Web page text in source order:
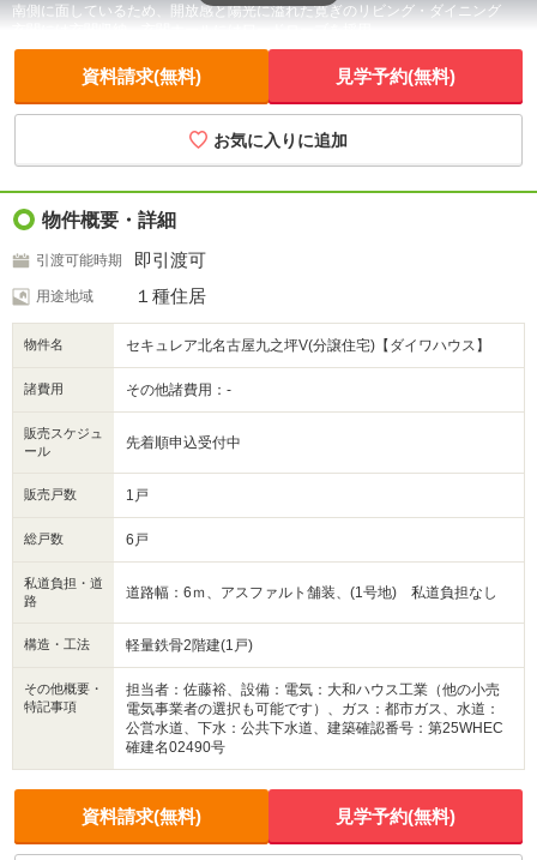
南側に面しているため、開放感と陽光に溢れた寛ぎのリビング・ダイニング
洗面台と脱衣所に分かれているので、生活動線もプライバシーにも配慮
収納力たっぷりのウォークインクローゼット
南に面した主寝室は明るく気持ちのよいプライベート空間
資料請求(無料) 見学予約(無料)
お気に入りに追加
物件概要・詳細
引渡可能時期 即引渡可
用途地域 １種住居
物件名 セキュレア北名古屋九之坪V(分譲住宅)【ダイワハウス】
諸費用 その他諸費用：-
販売スケジュ
ール
先着順申込受付中
販売戸数 1戸
総戸数 6戸
私道負担・道
路
道路幅：6ｍ、アスファルト舗装、(1号地) 私道負担なし
構造・工法 軽量鉄骨2階建(1戸)
その他概要・
特記事項
担当者：佐藤裕、設備：電気：大和ハウス工業（他の小売
電気事業者の選択も可能です）、ガス：都市ガス、水道：
公営水道、下水：公共下水道、建築確認番号：第25WHEC
確建名02490号
資料請求(無料) 見学予約(無料)